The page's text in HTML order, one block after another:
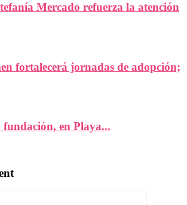
Mercado refuerza la atención
fortalecerá jornadas de adopción;
fundación, en Playa...